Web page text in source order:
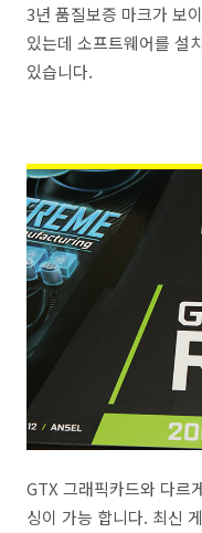
3년 품질보증 마크가 보
있는데 소프트웨어를 설
있습니다.
GTX 그래픽카드와 다르
싱이 가능 합니다. 최신